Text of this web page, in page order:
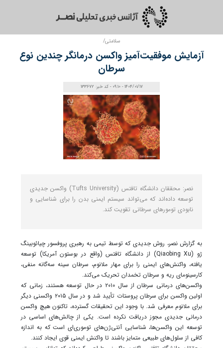
سلامتی/
آزمایش موفقیت‌آمیز واکسن درمانگر چندین نوع
سرطان
1404/01/17 - 09:10 - کد خبر: 133672
نصر: محققان دانشگاه تافتس (Tufts University) واکسن جدیدی
توسعه داده‌اند که می‌تواند سیستم ایمنی بدن را برای شناسایی و
نابودی تومورهای سرطانی تقویت کند.
به گزارش نصر، روش جدیدی که توسط تیمی به رهبری پروفسور چیائوبینگ
ژو (Qiaobing Xu) از دانشگاه تافتس (واقع در بوستون آمریکا) توسعه
یافته، واکنش‌های ایمنی را برای مهار ملانوم، سرطان سینه سه‌گانه منفی،
کارسینومای ریه و سرطان تخمدان تحریک می‌کند.
واکسن‌های درمانی سرطان از سال ۲۰۱۰ در حال توسعه هستند، زمانی که
اولین واکسن برای سرطان پروستات تأیید شد و در سال ۲۰۱۵ واکسنی دیگر
برای ملانوم معرفی شد. با وجود این تحقیقات گسترده، تاکنون هیچ واکسن
درمانی جدیدی مجوز دریافت نکرده است. یکی از چالش‌های اساسی در
توسعه این واکسن‌ها، شناسایی آنتی‌ژن‌های توموری‌ای است که به اندازه
کافی از سلول‌های طبیعی متمایز باشند تا واکنش ایمنی قوی ایجاد کنند.